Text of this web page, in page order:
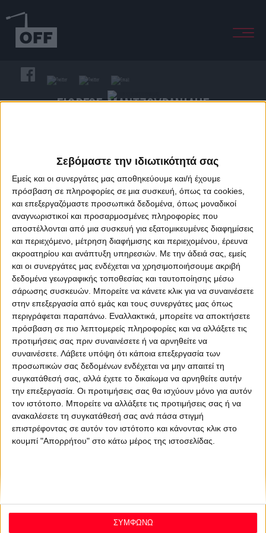
Σεβόμαστε την ιδιωτικότητά σας
Εμείς και οι συνεργάτες μας αποθηκεύουμε και/ή έχουμε
πρόσβαση σε πληροφορίες σε μια συσκευή, όπως τα cookies,
και επεξεργαζόμαστε προσωπικά δεδομένα, όπως μοναδικοί
αναγνωριστικοί και προσαρμοσμένες πληροφορίες που
αποστέλλονται από μια συσκευή για εξατομικευμένες διαφημίσεις
και περιεχόμενο, μέτρηση διαφήμισης και περιεχομένου, έρευνα
ακροατηρίου και ανάπτυξη υπηρεσιών. Με την άδειά σας, εμείς
και οι συνεργάτες μας ενδέχεται να χρησιμοποιήσουμε ακριβή
δεδομένα γεωγραφικής τοποθεσίας και ταυτοποίησης μέσω
σάρωσης συσκευών. Μπορείτε να κάνετε κλικ για να συναινέσετε
στην επεξεργασία από εμάς και τους συνεργάτες μας όπως
περιγράφεται παραπάνω. Εναλλακτικά, μπορείτε να αποκτήσετε
πρόσβαση σε πιο λεπτομερείς πληροφορίες και να αλλάξετε τις
προτιμήσεις σας πριν συναινέσετε ή να αρνηθείτε να
συναινέσετε. Λάβετε υπόψη ότι κάποια επεξεργασία των
προσωπικών σας δεδομένων ενδέχεται να μην απαιτεί τη
συγκατάθεσή σας, αλλά έχετε το δικαίωμα να αρνηθείτε αυτήν
την επεξεργασία. Οι προτιμήσεις σας θα ισχύουν μόνο για αυτόν
τον ιστότοπο. Μπορείτε να αλλάξετε τις προτιμήσεις σας ή να
ανακαλέσετε τη συγκατάθεσή σας ανά πάσα στιγμή
επιστρέφοντας σε αυτόν τον ιστότοπο και κάνοντας κλικ στο
κουμπί "Απορρήτου" στο κάτω μέρος της ιστοσελίδας.
ΣΥΜΦΩΝΩ
ΓΙΩΡΓΟΣ ΜΑΝΤΖΟΥΡΑΝΙΔΗΣ
SHORT BIO
Γεννήθηκε στην Αθήνα. Ζει στη Θεσσαλονίκη. Μεγάλωσε με έναν
συνδυασμό νέφους, Αλλαγής, Τσερνόμπιλ, σχολικής ποδιάς, ΥΕΝΕΔ,
Commodore 128, βινυλίου, Wonder Boy III, εβαπορέ, λογοπαιγνίων,
πολλής μουσικής και περισσότερης τηλεόρασης. Μπήκε στη
διαφήμιση το 2003, και από τότε δεν λέει να βγει. Τι κάνει; Και τι
δεν κάνει να ρωτάς. Workshops, σεμινάρια, ομιλίες. Περιοδικά και
βιβλία. Ταινίες μικρού μήκους. Διηγήσεις και ξεναγήσεις. Και φυσικά
εκπομπές!